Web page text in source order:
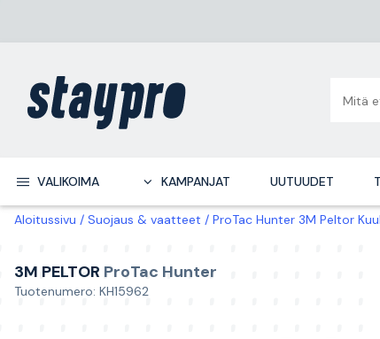
VALIKOIMA KAMPANJAT UUTUUDET
Aloitussivu Suojaus & vaatteet ProTac Hunter 3M Peltor
3M PELTOR ProTac Hunter
Tuotenumero: KH15962